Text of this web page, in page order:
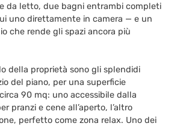
da letto, due bagni entrambi completi
uno direttamente in camera — e un
che rende gli spazi ancora più
della proprietà sono gli splendidi
del piano, per una superficie
90 mq: uno accessibile dalla
pranzi e cene all’aperto, l’altro
perfetto come zona relax. Uno dei